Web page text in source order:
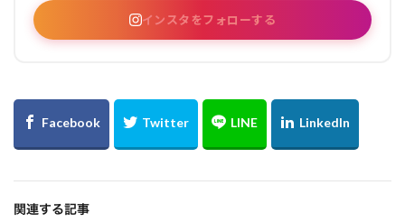
インスタをフォローする
関連する記事